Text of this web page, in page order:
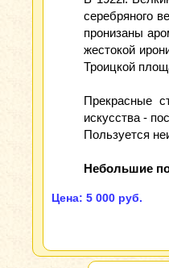
серебряного
пронизаны
жестокой
Троицкой
Прекрасные
искусства -
Пользуется
Небольшие
Цена: 5 000 руб.